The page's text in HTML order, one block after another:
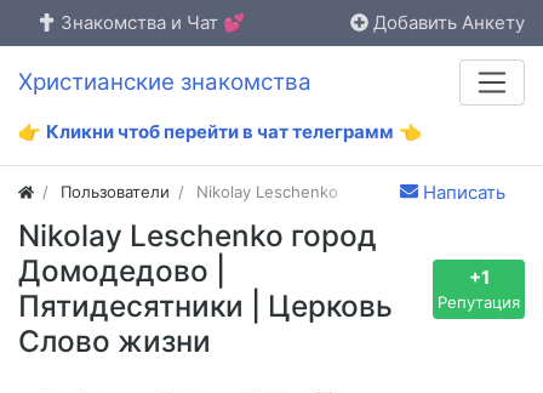
Знакомства и Чат 💕 Добавить Анкету
Христианские знакомства
👉 Кликни чтоб перейти в чат телеграмм 👈
Пользователи Nikolay Leschenko Написать
Nikolay Leschenko город
Домодедово |
Пятидесятники | Церковь
Слово жизни
+1
Репутация